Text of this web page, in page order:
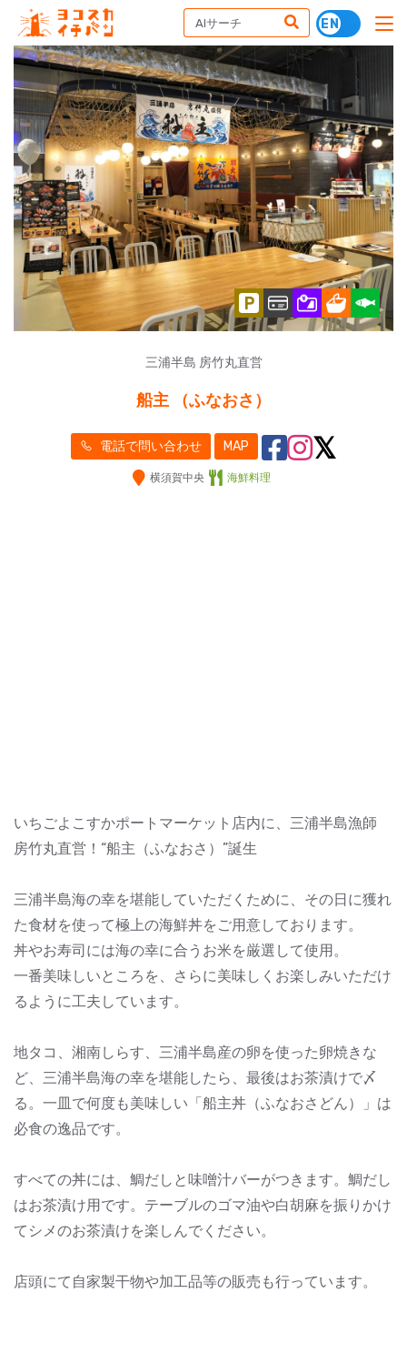
三浦半島 房竹丸直営
船主 （ふなおさ）
電話で問い合わせ MAP
横須賀中央 海鮮料理
いちごよこすかポートマーケット店内に、三浦半島漁師
房竹丸直営！“船主（ふなおさ）”誕生
三浦半島海の幸を堪能していただくために、その日に獲れ
た食材を使って極上の海鮮丼をご用意しております。
丼やお寿司には海の幸に合うお米を厳選して使用。
一番美味しいところを、さらに美味しくお楽しみいただけ
るように工夫しています。
地タコ、湘南しらす、三浦半島産の卵を使った卵焼きな
ど、三浦半島海の幸を堪能したら、最後はお茶漬けで〆
る。一皿で何度も美味しい「船主丼（ふなおさどん）」は
必食の逸品です。
すべての丼には、鯛だしと味噌汁バーがつきます。鯛だし
はお茶漬け用です。テーブルのゴマ油や白胡麻を振りかけ
てシメのお茶漬けを楽しんでください。
店頭にて自家製干物や加工品等の販売も行っています。